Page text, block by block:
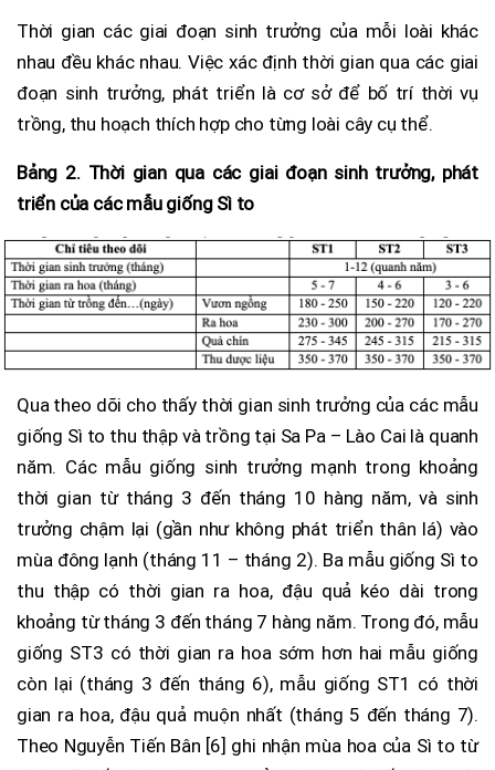
Thời gian các giai đoạn sinh trưởng của mỗi loài khác
nhau đều khác nhau. Việc xác định thời gian qua các giai
đoạn sinh trưởng, phát triển là cơ sở để bố trí thời vụ
trồng, thu hoạch thích hợp cho từng loài cây cụ thể.
Bảng 2. Thời gian qua các giai đoạn sinh trưởng, phát
triển của các mẫu giống Sì to
Qua theo dõi cho thấy thời gian sinh trưởng của các mẫu
giống Sì to thu thập và trồng tại Sa Pa – Lào Cai là quanh
năm. Các mẫu giống sinh trưởng mạnh trong khoảng
thời gian từ tháng 3 đến tháng 10 hàng năm, và sinh
trưởng chậm lại (gần như không phát triển thân lá) vào
mùa đông lạnh (tháng 11 – tháng 2). Ba mẫu giống Sì to
thu thập có thời gian ra hoa, đậu quả kéo dài trong
khoảng từ tháng 3 đến tháng 7 hàng năm. Trong đó, mẫu
giống ST3 có thời gian ra hoa sớm hơn hai mẫu giống
còn lại (tháng 3 đến tháng 6), mẫu giống ST1 có thời
gian ra hoa, đậu quả muộn nhất (tháng 5 đến tháng 7).
Theo Nguyễn Tiến Bân [6] ghi nhận mùa hoa của Sì to từ